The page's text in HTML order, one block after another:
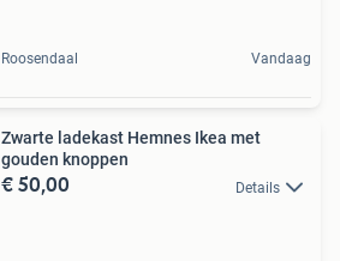
Roosendaal Vandaag
Zwarte ladekast Hemnes Ikea met
gouden knoppen
€ 50,00 Details